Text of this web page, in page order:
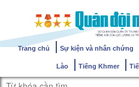
Trang chủ Sự kiện và nhân chứng
Lào Tiếng Khmer